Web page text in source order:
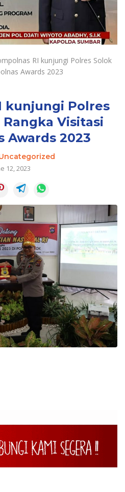
RI kunjungi Polres Solok
Awards 2023
kunjungi Polres
Visitasi
Awards 2023
12, 2023